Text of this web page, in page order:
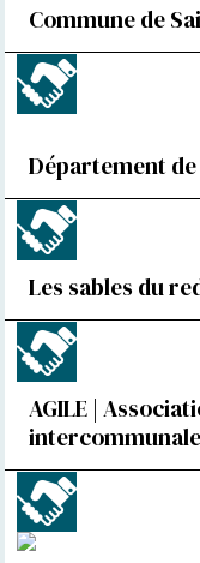
Commune de
Département
Les sables du
AGILE |